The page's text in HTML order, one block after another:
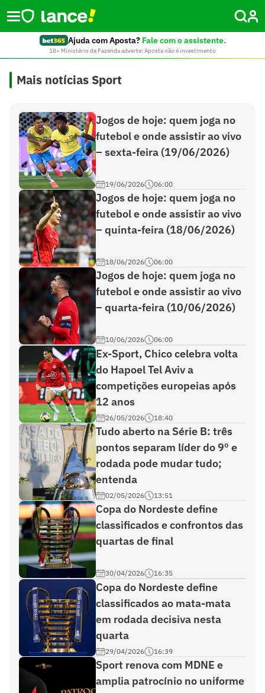
Ajuda com Aposta? Fale com o assistente.
18+ Ministério da Fazenda adverte: Aposta não é investimento
Mais notícias Sport
Jogos de hoje: quem joga no
futebol e onde assistir ao vivo
– sexta-feira (19/06/2026)
19/06/2026 06:00
Jogos de hoje: quem joga no
futebol e onde assistir ao vivo
– quinta-feira (18/06/2026)
18/06/2026 06:00
Jogos de hoje: quem joga no
futebol e onde assistir ao vivo
– quarta-feira (10/06/2026)
10/06/2026 06:00
Ex-Sport, Chico celebra volta
do Hapoel Tel Aviv a
competições europeias após
12 anos
26/05/2026 18:40
Tudo aberto na Série B: três
pontos separam líder do 9º e
rodada pode mudar tudo;
entenda
02/05/2026 13:51
Copa do Nordeste define
classificados e confrontos das
quartas de final
30/04/2026 16:35
Copa do Nordeste define
classificados ao mata-mata
em rodada decisiva nesta
quarta
29/04/2026 16:39
Sport renova com MDNE e
amplia patrocínio no uniforme